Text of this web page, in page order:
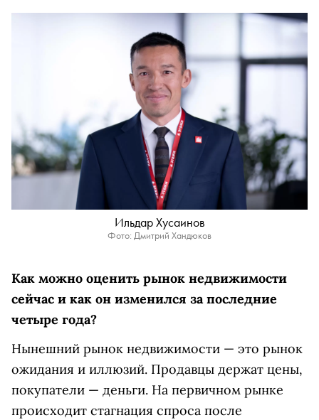
Ильдар Хусаинов
Фото: Дмитрий Хандюков
Как можно оценить рынок недвижимости
сейчас и как он изменился за последние
четыре года?
Нынешний рынок недвижимости — это рынок
ожидания и иллюзий. Продавцы держат цены,
покупатели — деньги. На первичном рынке
происходит стагнация спроса после